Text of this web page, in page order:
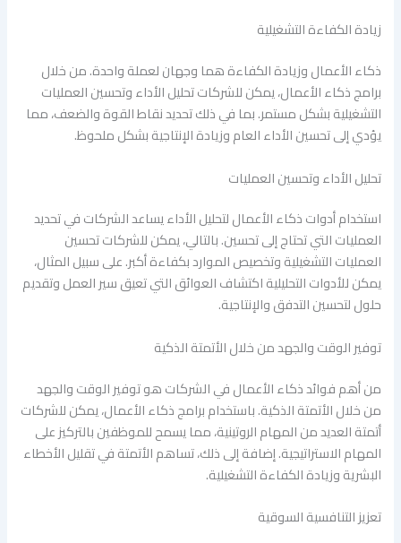
زيادة الكفاءة التشغيلية
ذكاء الأعمال وزيادة الكفاءة هما وجهان لعملة واحدة. من خلال
برامج ذكاء الأعمال، يمكن للشركات تحليل الأداء وتحسين العمليات
التشغيلية بشكل مستمر. بما في ذلك تحديد نقاط القوة والضعف، مما
يؤدي إلى تحسين الأداء العام وزيادة الإنتاجية بشكل ملحوظ.
تحليل الأداء وتحسين العمليات
استخدام أدوات ذكاء الأعمال لتحليل الأداء يساعد الشركات في تحديد
العمليات التي تحتاج إلى تحسين. بالتالي، يمكن للشركات تحسين
العمليات التشغيلية وتخصيص الموارد بكفاءة أكبر. على سبيل المثال،
يمكن للأدوات التحليلية اكتشاف العوائق التي تعيق سير العمل وتقديم
حلول لتحسين التدفق والإنتاجية.
توفير الوقت والجهد من خلال الأتمتة الذكية
من أهم فوائد ذكاء الأعمال في الشركات هو توفير الوقت والجهد
من خلال الأتمتة الذكية. باستخدام برامج ذكاء الأعمال، يمكن للشركات
أتمتة العديد من المهام الروتينية، مما يسمح للموظفين بالتركيز على
المهام الاستراتيجية. إضافة إلى ذلك، تساهم الأتمتة في تقليل الأخطاء
البشرية وزيادة الكفاءة التشغيلية.
تعزيز التنافسية السوقية